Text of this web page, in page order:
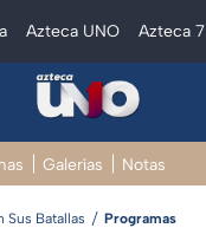
Azteca UNO Azteca 7
Galerías Notas
Sus Batallas Programas